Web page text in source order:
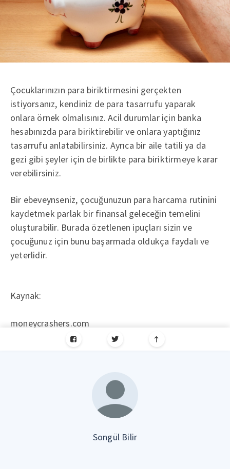
Çocuklarınızın para biriktirmesini gerçekten
istiyorsanız, kendiniz de para tasarrufu yaparak
onlara örnek olmalısınız. Acil durumlar için banka
hesabınızda para biriktirebilir ve onlara yaptığınız
tasarrufu anlatabilirsiniz. Ayrıca bir aile tatili ya da
gezi gibi şeyler için de birlikte para biriktirmeye karar
verebilirsiniz.
Bir ebeveynseniz, çocuğunuzun para harcama rutinini
kaydetmek parlak bir finansal geleceğin temelini
oluşturabilir. Burada özetlenen ipuçları sizin ve
çocuğunuz için bunu başarmada oldukça faydalı ve
yeterlidir.
Kaynak:
moneycrashers.com
Songül Bilir